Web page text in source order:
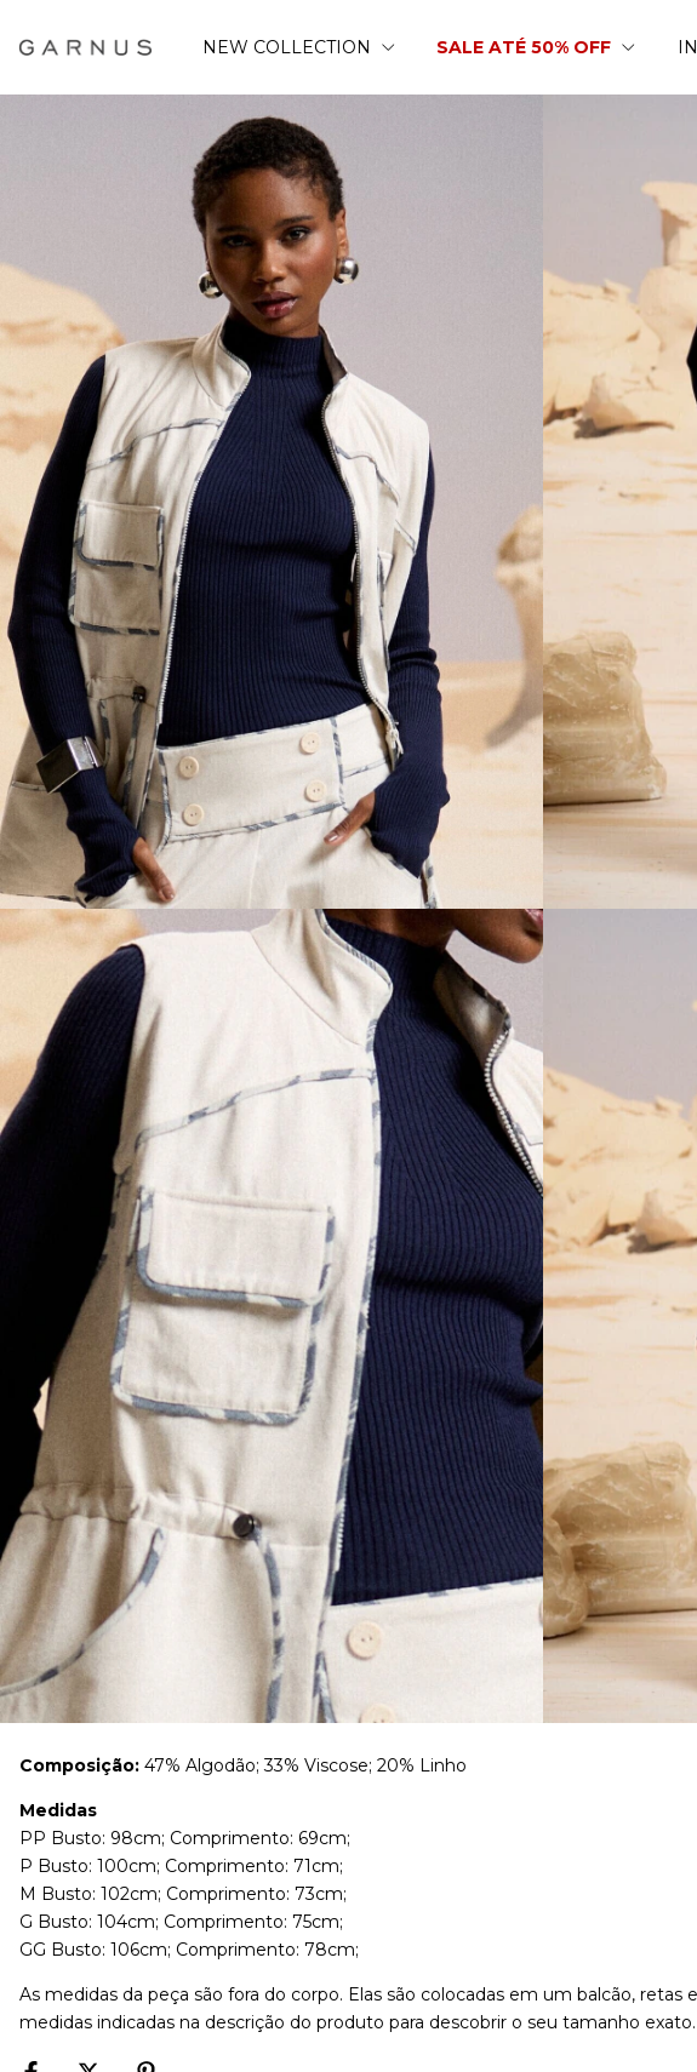
NEW COLLECTION SALE ATÉ 50% OFF
Composição: 47% Algodão; 33% Viscose; 20% Linho
Medidas
PP Busto: 98cm; Comprimento: 69cm;
P Busto: 100cm; Comprimento: 71cm;
M Busto: 102cm; Comprimento: 73cm;
G Busto: 104cm; Comprimento: 75cm;
GG Busto: 106cm; Comprimento: 78cm;
As medidas da peça são fora do corpo. Elas são colocadas em um balcão,
medidas indicadas na descrição do produto para descobrir o seu tamanho exato.